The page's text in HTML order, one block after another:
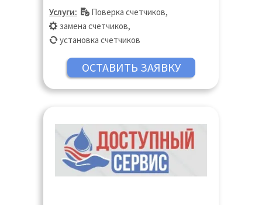
Подольск, Пушкино, Раменское, Реутов,
Санкт-Петербург, Старая Купавна, Химки,
Щёлково, Щербинка, Электроугли,
Юбилейный
Услуги: Поверка счетчиков,
замена счетчиков,
установка счетчиков